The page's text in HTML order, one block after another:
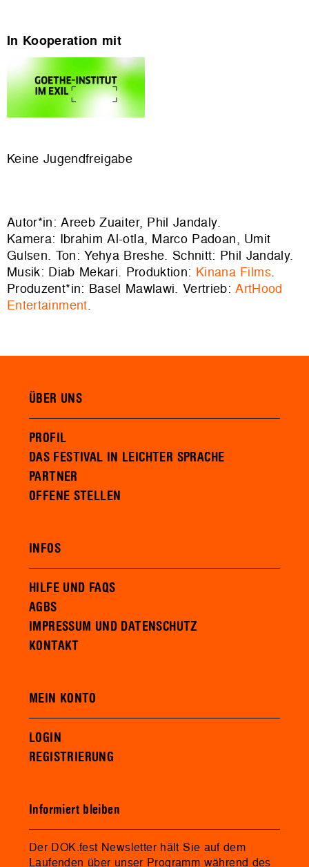
In Kooperation mit
Keine Jugendfreigabe
Autor*in: Areeb Zuaiter, Phil Jandaly.
Kamera: Ibrahim Al-otla, Marco Padoan, Umit
Gulsen. Ton: Yehya Breshe. Schnitt: Phil Jandaly.
Musik: Diab Mekari. Produktion: Kinana Films.
Produzent*in: Basel Mawlawi. Vertrieb:ArtHood
Entertainment.
ÜBER UNS
PROFIL
DAS FESTIVAL IN LEICHTER SPRACHE
PARTNER
OFFENE STELLEN
INFOS
HILFE UND FAQS
AGBS
IMPRESSUM UND DATENSCHUTZ
KONTAKT
MEIN KONTO
LOGIN
REGISTRIERUNG
Informiert bleiben
Der DOK.fest Newsletter hält Sie auf dem
Laufenden über unser Programm während des